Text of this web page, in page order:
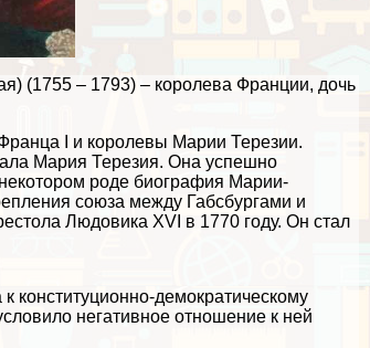
(1755 – 1793) – королева Франции, дочь
I и королевы Марии Терезии.
Мария Терезия. Она успешно
роде биография Марии-
союза между Габсбургами и
Людовика XVI в 1770 году. Он стал
конституционно-демократическому
негативное отношение к ней